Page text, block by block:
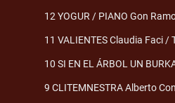
12 YOGUR / PIANO Gon
11 VALIENTES Claudia Faci /
10 SI EN EL ÁRBOL UN
9 CLITEMNESTRA Alberto